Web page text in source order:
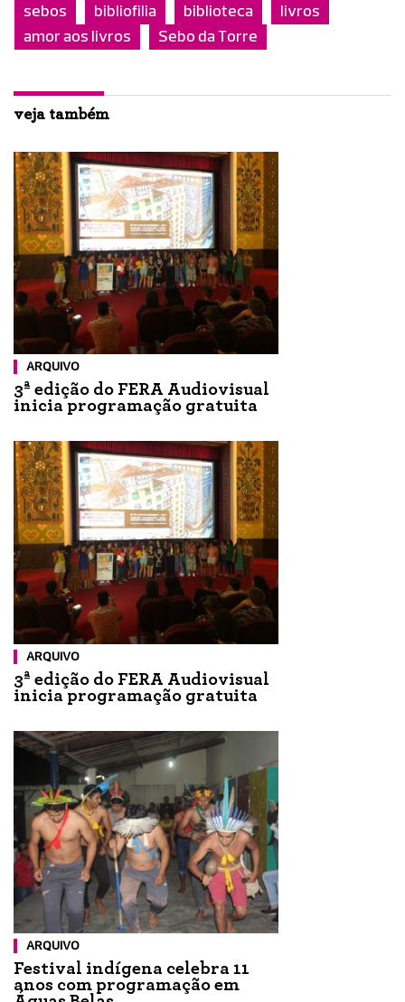
sebos bibliofilia biblioteca
livros
amor aos livros
Sebo da Torre
veja também
ARQUIVO
3ª edição do FERA Audiovisual
inicia programação gratuita
ARQUIVO
3ª edição do FERA Audiovisual
inicia programação gratuita
ARQUIVO
Festival indígena celebra 11
anos com programação em